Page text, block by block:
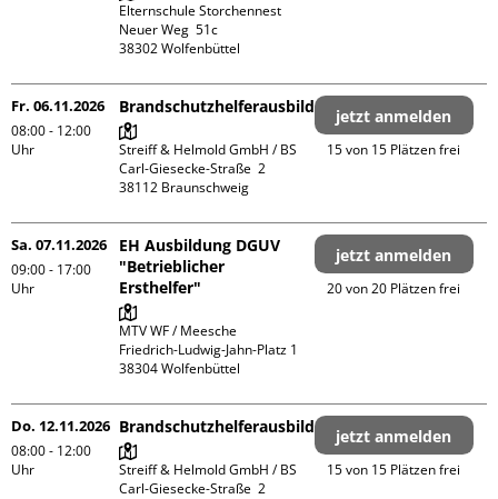
Elternschule Storchennest
Neuer Weg  51c
Fr. 06.11.2026
08:00 - 12:00
Uhr
Brandschutzhelferausbildung
Streiff & Helmold GmbH / BS
Carl-Giesecke-Straße  2
jetzt anmelden
15 von 15 Plätzen frei
Sa. 07.11.2026
09:00 - 17:00
Uhr
EH Ausbildung DGUV
"Betrieblicher
Ersthelfer"
MTV WF / Meesche
Friedrich-Ludwig-Jahn-Platz 1
jetzt anmelden
20 von 20 Plätzen frei
Do. 12.11.2026
08:00 - 12:00
Uhr
Brandschutzhelferausbildung
Streiff & Helmold GmbH / BS
Carl-Giesecke-Straße  2
jetzt anmelden
15 von 15 Plätzen frei